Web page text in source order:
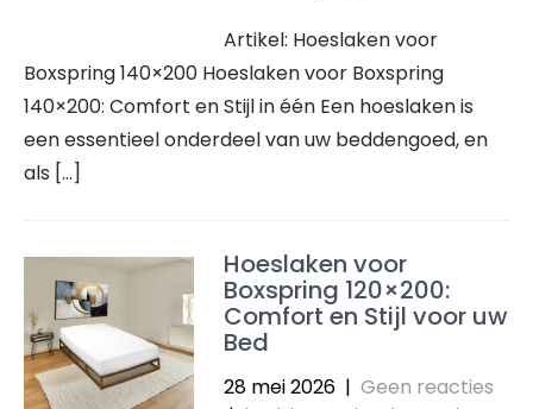
Artikel: Hoeslaken voor
Boxspring 140×200 Hoeslaken voor Boxspring
140×200: Comfort en Stijl in één Een hoeslaken is
een essentieel onderdeel van uw beddengoed, en
als […]
Hoeslaken voor
Boxspring 120×200:
Comfort en Stijl voor uw
Bed
28 mei 2026 | Geen reacties